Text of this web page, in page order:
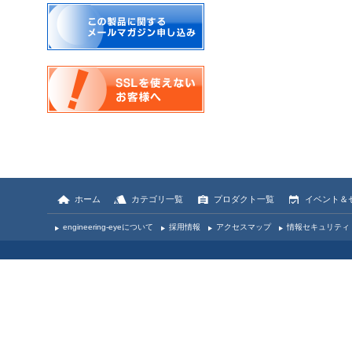
ホーム カテゴリ一覧 プロダクト一覧 イベント＆
engineering-eyeについて 採用情報 アクセスマップ 情報セキュリテ